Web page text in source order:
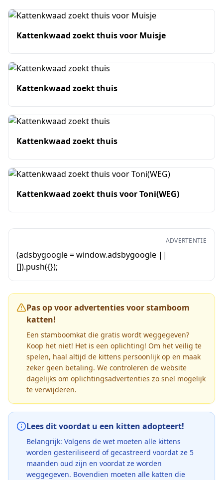
Kattenkwaad zoekt thuis voor Muisje
Kattenkwaad zoekt thuis
Kattenkwaad zoekt thuis
Kattenkwaad zoekt thuis voor Toni(WEG)
ADVERTENTIE
(adsbygoogle = window.adsbygoogle ||
[]).push({});
Pas op voor advertenties voor stamboom
katten!
Een stamboomkat die gratis wordt weggegeven?
Koop het niet! Het is een oplichting! Om het veilig te
spelen, haal altijd de kittens persoonlijk op en maak
zeker geen betaling. We controleren de website
dagelijks om oplichtingsadvertenties zo snel mogelijk
te verwijderen.
Lees dit voordat u een kitten adopteert!
Belangrijk: Volgens de wet moeten alle kittens
worden gesteriliseerd of gecastreerd voordat ze 5
maanden oud zijn en voordat ze worden
weggegeven. Bovendien moeten alle katten die